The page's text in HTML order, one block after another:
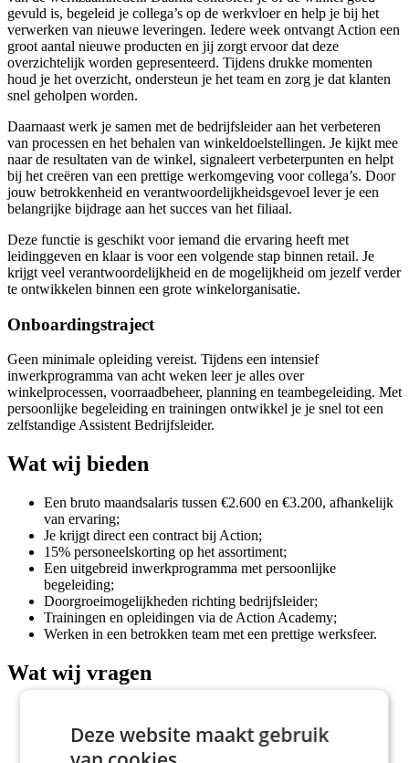
gevuld is, begeleid je collega’s op de werkvloer en help je bij het
verwerken van nieuwe leveringen. Iedere week ontvangt Action een
groot aantal nieuwe producten en jij zorgt ervoor dat deze
overzichtelijk worden gepresenteerd. Tijdens drukke momenten
houd je het overzicht, ondersteun je het team en zorg je dat klanten
snel geholpen worden.
Daarnaast werk je samen met de bedrijfsleider aan het verbeteren
van processen en het behalen van winkeldoelstellingen. Je kijkt mee
naar de resultaten van de winkel, signaleert verbeterpunten en helpt
bij het creëren van een prettige werkomgeving voor collega’s. Door
jouw betrokkenheid en verantwoordelijkheidsgevoel lever je een
belangrijke bijdrage aan het succes van het filiaal.
Deze functie is geschikt voor iemand die ervaring heeft met
leidinggeven en klaar is voor een volgende stap binnen retail. Je
krijgt veel verantwoordelijkheid en de mogelijkheid om jezelf verder
te ontwikkelen binnen een grote winkelorganisatie.
Onboardingstraject
Geen minimale opleiding vereist. Tijdens een intensief
inwerkprogramma van acht weken leer je alles over
winkelprocessen, voorraadbeheer, planning en teambegeleiding. Met
persoonlijke begeleiding en trainingen ontwikkel je je snel tot een
zelfstandige Assistent Bedrijfsleider.
Wat wij bieden
Een bruto maandsalaris tussen €2.600 en €3.200, afhankelijk
van ervaring;
Je krijgt direct een contract bij Action;
15% personeelskorting op het assortiment;
Een uitgebreid inwerkprogramma met persoonlijke
begeleiding;
Doorgroeimogelijkheden richting bedrijfsleider;
Trainingen en opleidingen via de Action Academy;
Werken in een betrokken team met een prettige werksfeer.
Wat wij vragen
Je hebt een rijbewijs en eigen vervoer;
Je bent een aanpakker en kunt goed overzicht bewaren;
Deze website maakt gebruik